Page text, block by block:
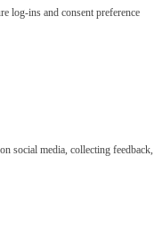
log-ins and consent preference
social media, collecting feedback,